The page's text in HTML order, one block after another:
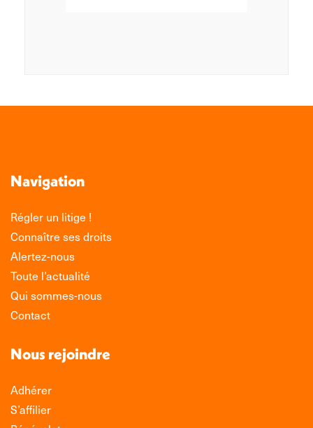
Navigation
Régler un litige !
Connaître ses droits
Alertez-nous
Toute l’actualité
Qui sommes-nous
Contact
Nous rejoindre
Adhérer
S’affilier